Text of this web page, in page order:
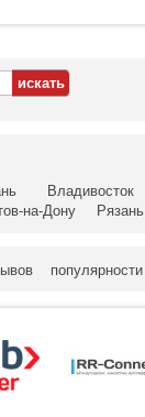
Владивосток
на-Дону Рязань
популярности